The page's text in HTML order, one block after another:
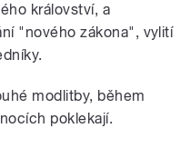
království, a
"nového zákona", vylití
modlitby, během
poklekají.